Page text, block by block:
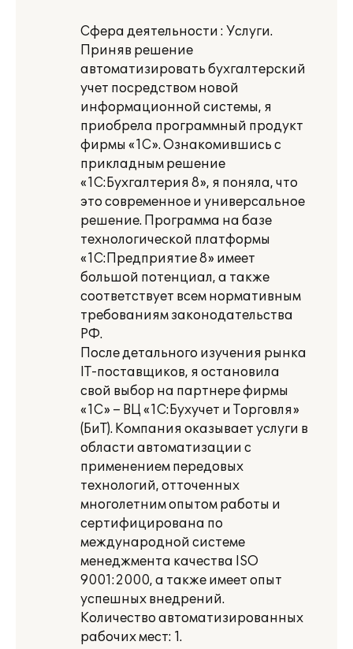
Сфера деятельности : Услуги.
Приняв решение
автоматизировать бухгалтерский
учет посредством новой
информационной системы, я
приобрела программный продукт
фирмы «1С». Ознакомившись с
прикладным решение
«1С:Бухгалтерия 8», я поняла, что
это современное и универсальное
решение. Программа на базе
технологической платформы
«1С:Предприятие 8» имеет
большой потенциал, а также
соответствует всем нормативным
требованиям законодательства
РФ.
После детального изучения рынка
IT-поставщиков, я остановила
свой выбор на партнере фирмы
«1С» – ВЦ «1С:Бухучет и Торговля»
(БиТ). Компания оказывает услуги в
области автоматизации с
применением передовых
технологий, отточенных
многолетним опытом работы и
сертифицирована по
международной системе
менеджмента качества ISO
9001:2000, а также имеет опыт
успешных внедрений.
Количество автоматизированных
рабочих мест: 1.